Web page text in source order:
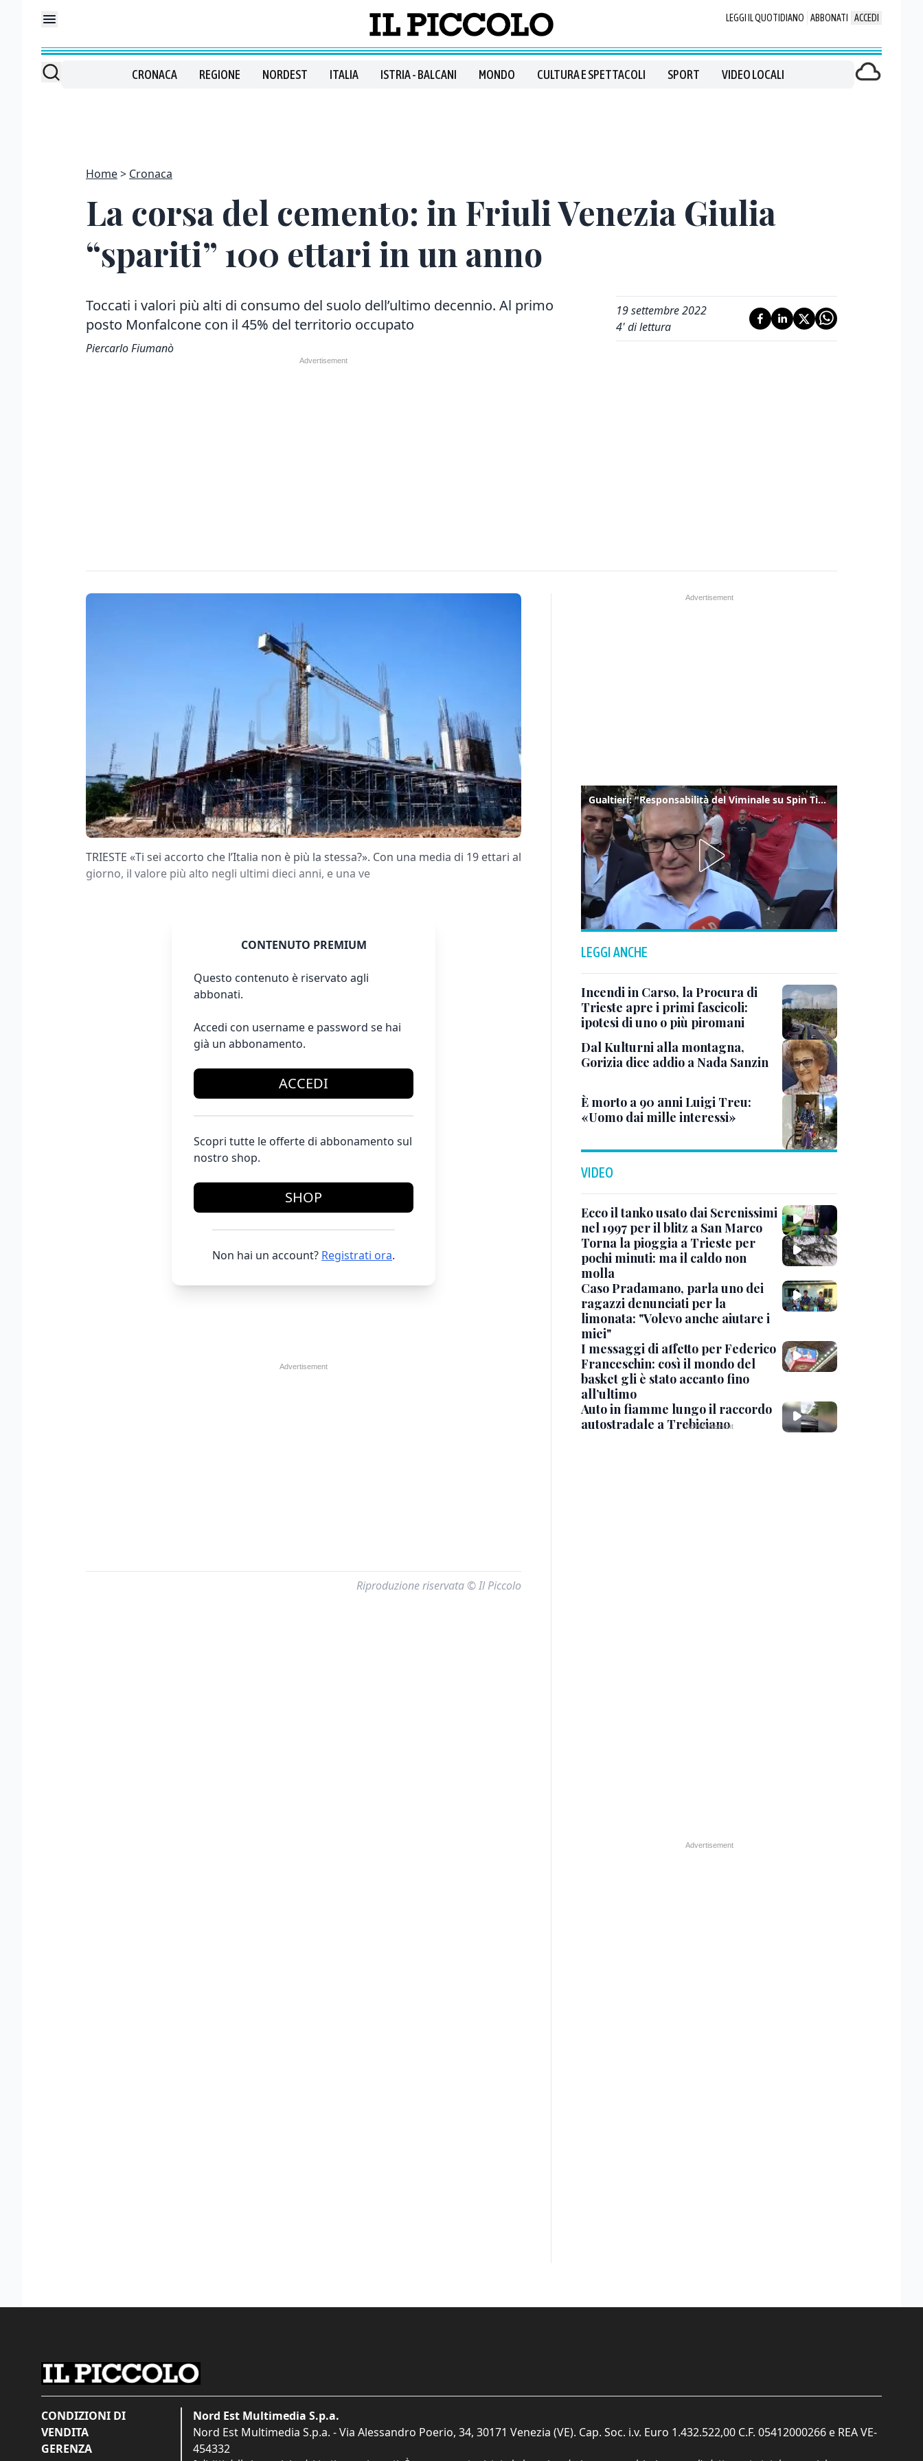
LEGGI IL QUOTIDIANO ABBONATI ACCEDI
CRONACA REGIONE NORDEST ITALIA ISTRIA - BALCANI MONDO CULTURA E SPETTACOLI SPORT VIDEO LOCALI
Home Cronaca
La corsa del cemento: in Friuli Venezia Giulia
“spariti” 100 ettari in un anno
Toccati i valori più alti di consumo del suolo dell’ultimo decennio. Al primo
posto Monfalcone con il 45% del territorio occupato
Piercarlo Fiumanò
19 settembre 2022
4' di lettura
TRIESTE «Ti sei accorto che l’Italia non è più la stessa?». Con una media di 19 ettari al
giorno, il valore più alto negli ultimi dieci anni, e una ve
CONTENUTO PREMIUM
Questo contenuto è riservato agli
abbonati.
Accedi con username e password se hai
già un abbonamento.
ACCEDI
Scopri tutte le offerte di abbonamento sul
nostro shop.
SHOP
Non hai un account? Registrati ora.
Riproduzione riservata © Il Piccolo
Gualtieri: "Responsabilità del Viminale su Spin Time? La posizione dei partiti è nota"
LEGGI ANCHE
Incendi in Carso, la Procura di
Trieste apre i primi fascicoli:
ipotesi di uno o più piromani
Dal Kulturni alla montagna,
Gorizia dice addio a Nada Sanzin
È morto a 90 anni Luigi Treu:
«Uomo dai mille interessi»
VIDEO
Ecco il tanko usato dai Serenissimi
nel 1997 per il blitz a San Marco
Torna la pioggia a Trieste per
pochi minuti: ma il caldo non
molla
Caso Pradamano, parla uno dei
ragazzi denunciati per la
limonata: "Volevo anche aiutare i
miei"
I messaggi di affetto per Federico
Franceschin: così il mondo del
basket gli è stato accanto fino
all’ultimo
Auto in fiamme lungo il raccordo
autostradale a Trebiciano
CONDIZIONI DI
VENDITA
GERENZA
Nord Est Multimedia S.p.a.
Nord Est Multimedia S.p.a. - Via Alessandro Poerio, 34, 30171 Venezia (VE). Cap. Soc. i.v. Euro 1.432.522,00 C.F. 05412000266 e REA VE-
454332